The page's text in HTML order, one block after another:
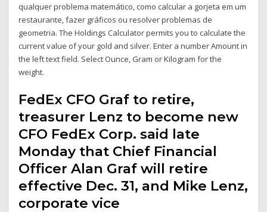
qualquer problema matemático, como calcular a gorjeta em um
restaurante, fazer gráficos ou resolver problemas de
geometria. The Holdings Calculator permits you to calculate the
current value of your gold and silver. Enter a number Amount in
the left text field. Select Ounce, Gram or Kilogram for the
weight.
FedEx CFO Graf to retire,
treasurer Lenz to become new
CFO FedEx Corp. said late
Monday that Chief Financial
Officer Alan Graf will retire
effective Dec. 31, and Mike Lenz,
corporate vice